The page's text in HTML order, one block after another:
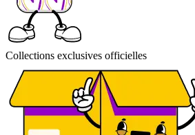
Collections exclusives officielles